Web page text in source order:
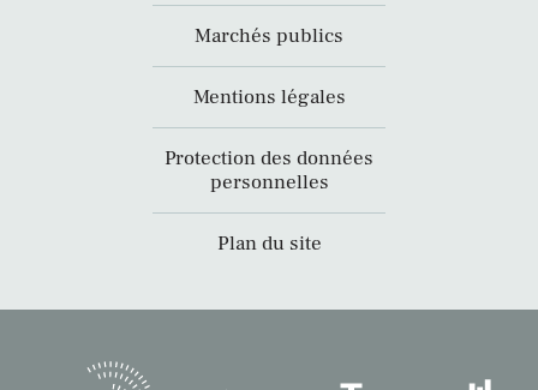
Marchés publics
Mentions légales
Protection des données
personnelles
Plan du site